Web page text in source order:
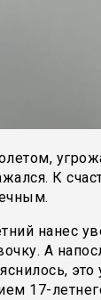
К
нанес
А
17-